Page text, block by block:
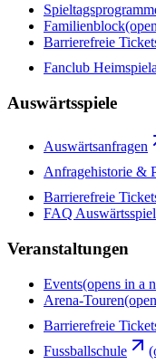
Familienblock
Barrierefreie
Fanclub
Auswärtsspiele
Auswärtsanfragen
Anfragehistorie &
Barrierefreie
FAQ
Veranstaltungen
Events(opens in a
Arena-Touren
Barrierefreie
Fussballschule